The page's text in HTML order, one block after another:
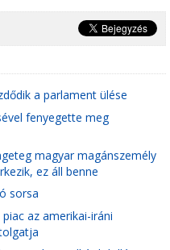
a parlament ülése
fenyegette meg
magyar magánszemély
ez áll benne
sorsa
az amerikai-iráni